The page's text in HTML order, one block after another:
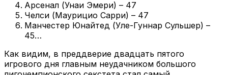
Арсенал (Унаи Эмери) – 47
Челси (Маурицио Сарри) – 47
Манчестер Юнайтед (Уле-Гуннар Сульшер) –
45…
Как видим, в преддверие двадцать пятого
игрового дня главным неудачником большого